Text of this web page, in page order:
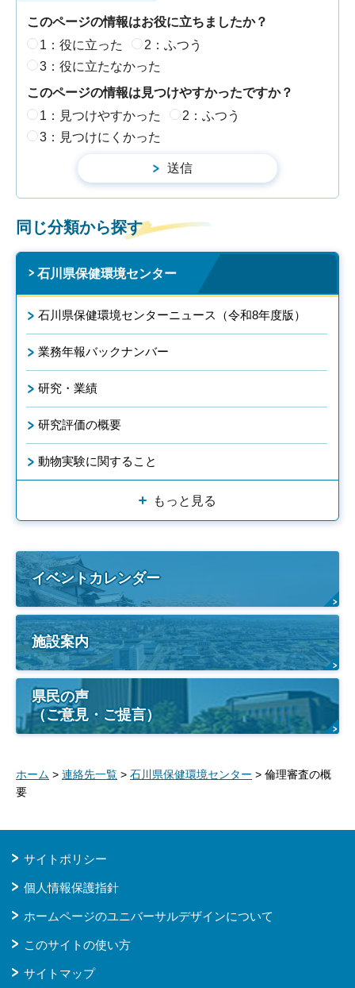
このページの情報はお役に立ちましたか？
1：役に立った
2：ふつう
3：役に立たなかった
このページの情報は見つけやすかったですか？
1：見つけやすかった
2：ふつう
3：見つけにくかった
同じ分類から探す
石川県保健環境センター
石川県保健環境センターニュース（令和8年度版）
業務年報バックナンバー
研究・業績
研究評価の概要
動物実験に関すること
もっと見る
イベントカレンダー
施設案内
県民の声
（ご意見・ご提言）
ホーム > 連絡先一覧 > 石川県保健環境センター > 倫理審査の概
要
サイトポリシー
個人情報保護指針
ホームページのユニバーサルデザインについて
このサイトの使い方
サイトマップ